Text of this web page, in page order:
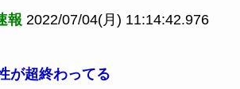
報 2022/07/04(月) 11:14:42.976
が超終わってる